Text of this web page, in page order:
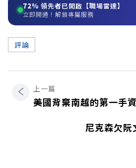
72% 領先者已開啟【職場雷達】
立即開通！解鎖專屬服務
評論
上一篇
美國背棄南越的第一手
尼克森欠阮